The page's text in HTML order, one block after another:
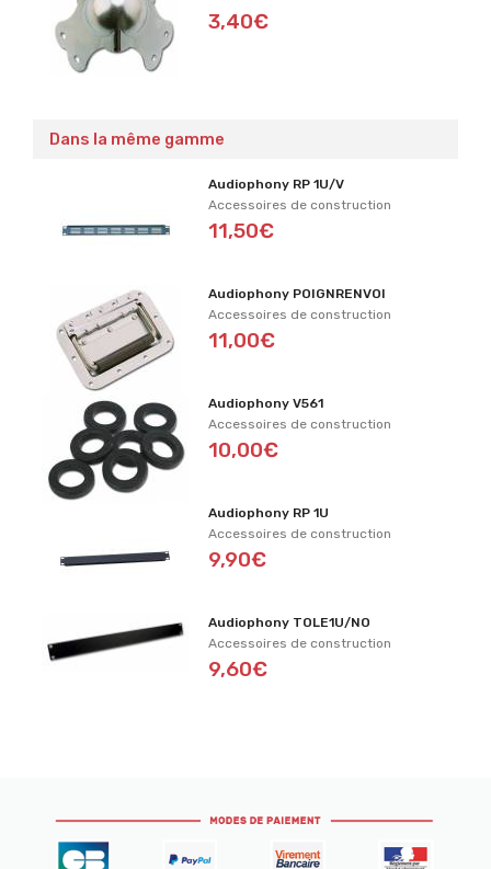
3,40€
Dans la même gamme
Audiophony RP 1U/V
Accessoires de construction
11,50€
Audiophony POIGNRENVOI
Accessoires de construction
11,00€
Audiophony V561
Accessoires de construction
10,00€
Audiophony RP 1U
Accessoires de construction
9,90€
Audiophony TOLE1U/NO
Accessoires de construction
9,60€